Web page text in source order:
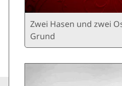
Zwei Hasen und zwei
Grund